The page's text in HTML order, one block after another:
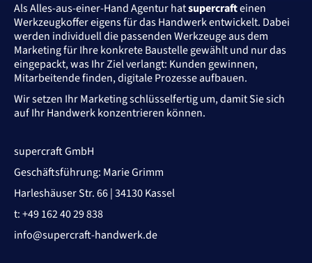
Als Alles-aus-einer-Hand Agentur hatsupercrafteinen
Werkzeugkoffer eigens für das Handwerk entwickelt. Dabei
werden individuell die passenden Werkzeuge aus dem
Marketing für Ihre konkrete Baustelle gewählt und nur das
eingepackt, was Ihr Ziel verlangt: Kunden gewinnen,
Mitarbeitende finden, digitale Prozesse aufbauen.
Wir setzen Ihr Marketing schlüsselfertig um, damit Sie sich
auf Ihr Handwerk konzentrieren können.
supercraft GmbH
Geschäftsführung: Marie Grimm
Harleshäuser Str. 66 | 34130 Kassel
t: +49 162 40 29 838
info@supercraft-handwerk.de